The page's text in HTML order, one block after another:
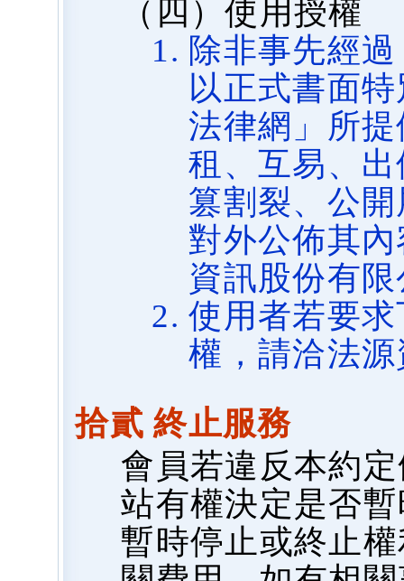
（四）使用授權
除非事先經
以正式書面
法律網」所
租、互易、
篡割裂、公
對外公佈其
資訊股份有
使用者若要
權，請洽法
拾貳 終止服務
會員若違反本約
站有權決定是否
暫時停止或終止